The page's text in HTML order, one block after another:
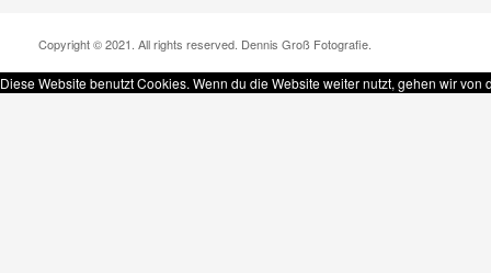
Copyright © 2021. All rights reserved. Dennis Groß Fotografie.
Diese Website benutzt Cookies. Wenn du die Website weiter nutzt, gehen wir von